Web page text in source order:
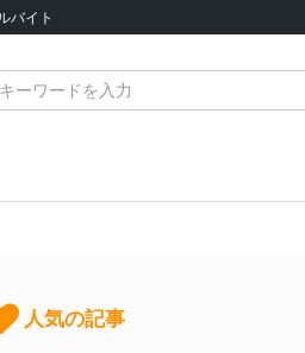
バイト
人気の記事